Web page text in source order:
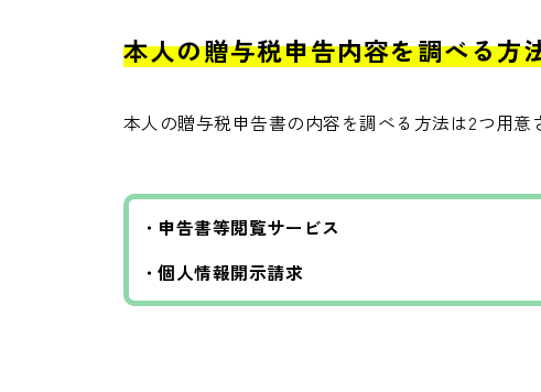
本人の贈与税申告内容を調べる方
本人の贈与税申告書の内容を調べる方法は2つ用意
・申告書等閲覧サービス
・個人情報開示請求